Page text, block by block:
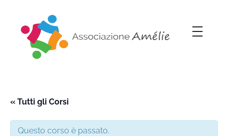
« Tutti gli Corsi
Questo corso è passato.